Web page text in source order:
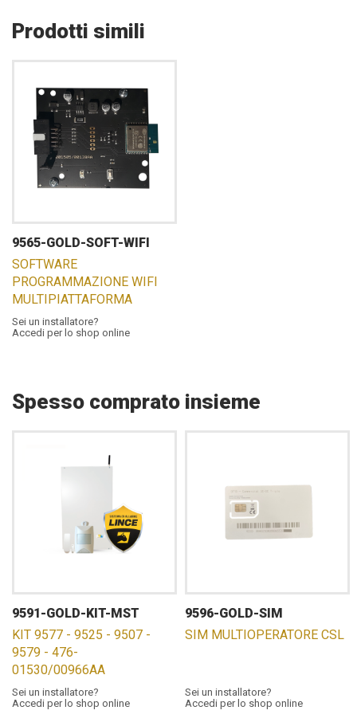
Prodotti simili
9565-GOLD-SOFT-WIFI
SOFTWARE
PROGRAMMAZIONE WIFI
MULTIPIATTAFORMA
Sei un installatore?
Accedi per lo shop online
Spesso comprato insieme
9591-GOLD-KIT-MST
KIT 9577 - 9525 - 9507 -
9579 - 476-
01530/00966AA
Sei un installatore?
Accedi per lo shop online
9596-GOLD-SIM
SIM MULTIOPERATORE CSL
Sei un installatore?
Accedi per lo shop online